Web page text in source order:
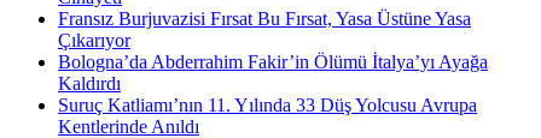
Fransız Burjuvazisi Fırsat Bu Fırsat, Yasa Üstüne Yasa
Çıkarıyor
Bologna’da Abderrahim Fakir’in Ölümü İtalya’yı Ayağa
Kaldırdı
Suruç Katliamı’nın 11. Yılında 33 Düş Yolcusu Avrupa
Kentlerinde Anıldı